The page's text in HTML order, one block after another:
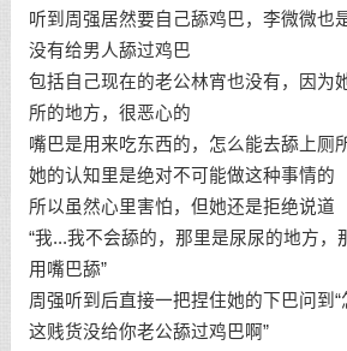
听到周强居然要自己舔鸡巴，李微微也
没有给男人舔过鸡巴
包括自己现在的老公林宵也没有，因为
所的地方，很恶心的
嘴巴是用来吃东西的，怎么能去舔上厕
她的认知里是绝对不可能做这种事情的
所以虽然心里害怕，但她还是拒绝说道
“我...我不会舔的，那里是尿尿的地方，
用嘴巴舔”
周强听到后直接一把捏住她的下巴问到
这贱货没给你老公舔过鸡巴啊”